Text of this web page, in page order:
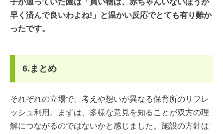
早く済んで良いわよね!」と温かい反応でとても有り難か
ったです。
6.まとめ
それぞれの立場で、考えや想いが異なる保育所のリフレ
ッシュ利用。まずは、多様な意見を知ることが双方の理
解につながるのではないかと感じました。施設の方針は